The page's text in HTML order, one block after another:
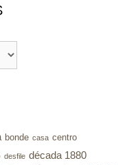
bonde casa centro
desfile década 1880